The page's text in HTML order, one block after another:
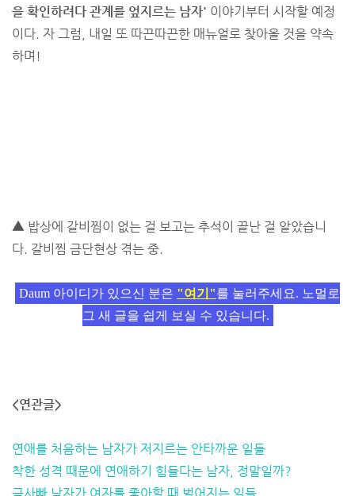
을 확인하려다 관계를 엎지르는 남자' 이야기부터 시작할 예정
이다. 자 그럼, 내일 또 따끈따끈한 매뉴얼로 찾아올 것을 약속
하며!
▲ 밥상에 갈비찜이 없는 걸 보고는 추석이 끝난 걸 알았습니
다. 갈비찜 금단현상 겪는 중.
Daum 아이디가 있으신 분은 "여기"를 눌러주세요. 노멀로
그 새 글을 쉽게 보실 수 있습니다.
<연관글>
연애를 처음하는 남자가 저지르는 안타까운 일들
착한 성격 때문에 연애하기 힘들다는 남자, 정말일까?